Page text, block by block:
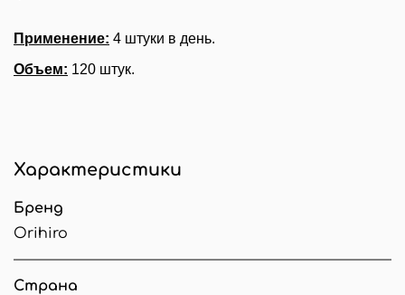
Применение: 4 штуки в день.
Объем: 120 штук.
Характеристики
Бренд
Orihiro
Страна